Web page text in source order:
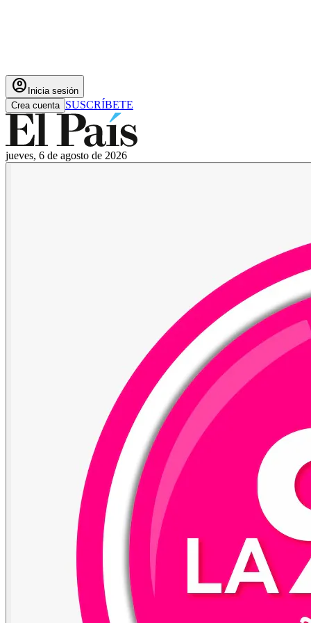
account_circle Inicia sesión
Crea cuenta SUSCRÍBETE
jueves, 6 de agosto de 2026